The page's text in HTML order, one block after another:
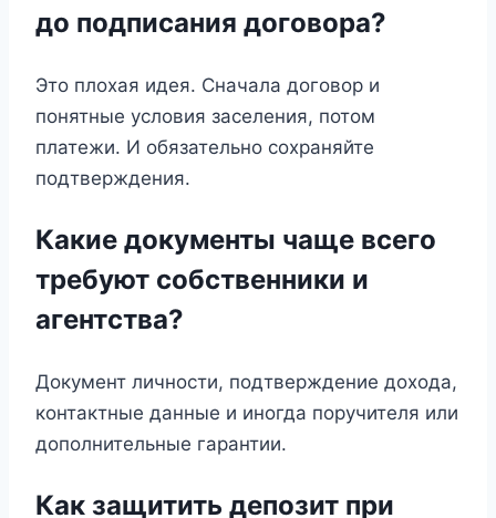
до подписания договора?
Это плохая идея. Сначала договор и
понятные условия заселения, потом
платежи. И обязательно сохраняйте
подтверждения.
Какие документы чаще всего
требуют собственники и
агентства?
Документ личности, подтверждение дохода,
контактные данные и иногда поручителя или
дополнительные гарантии.
Как защитить депозит при